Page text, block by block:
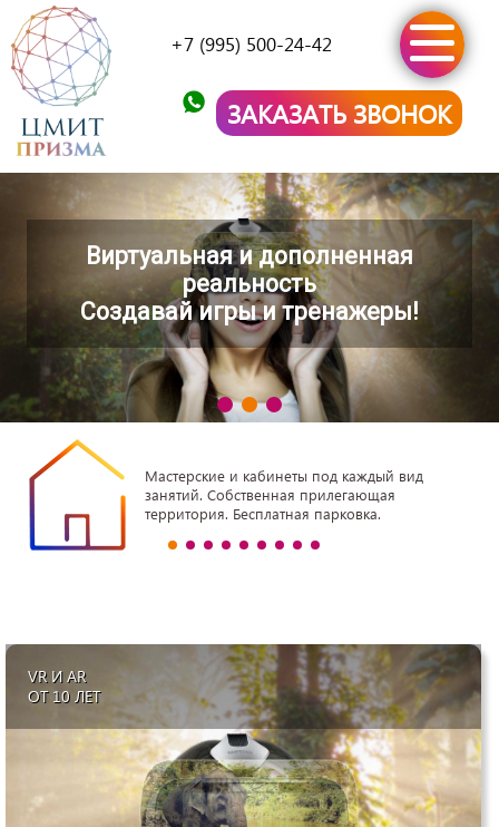
+7 (995) 500-24-42
ЗАКАЗАТЬ ЗВОНОК
Виртуальная и дополненная
реальность
Создавай игры и тренажеры!
Мастерские и кабинеты под каждый вид
занятий. Cобственная прилегающая
территория. Бесплатная парковка.
VR И AR
ОТ 10 ЛЕТ